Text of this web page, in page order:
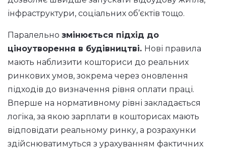
інфраструктури, соціальних об’єктів тощо.
Паралельно змінюється підхід до
ціноутворення в будівництві. Нові правила
мають наблизити кошториси до реальних
ринкових умов, зокрема через оновлення
підходів до визначення рівня оплати праці.
Вперше на нормативному рівні закладається
логіка, за якою зарплати в кошторисах мають
відповідати реальному ринку, а розрахунки
здійснюватимуться з урахуванням фактичних